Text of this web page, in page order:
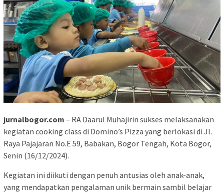
jurnalbogor.com – RA Daarul Muhajirin sukses melaksanakan
kegiatan cooking class di Domino’s Pizza yang berlokasi di Jl.
Raya Pajajaran No.E 59, Babakan, Bogor Tengah, Kota Bogor,
Senin (16/12/2024).
Kegiatan ini diikuti dengan penuh antusias oleh anak-anak,
yang mendapatkan pengalaman unik bermain sambil belajar